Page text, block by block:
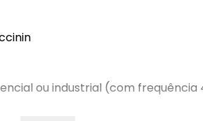
ou industrial (com frequência